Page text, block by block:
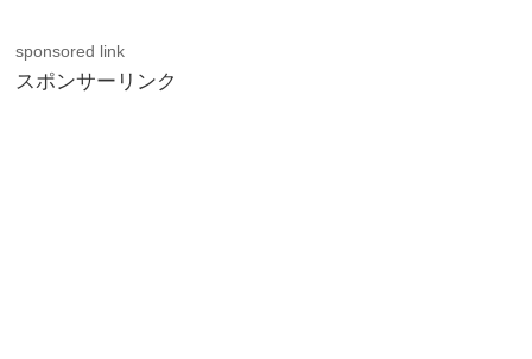
sponsored link
スポンサーリンク